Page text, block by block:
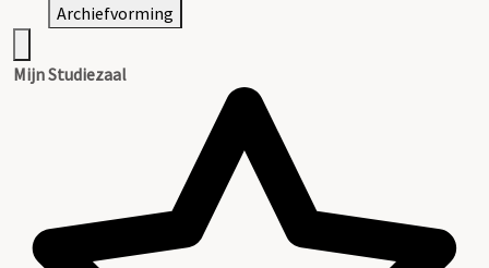
Archiefvorming
Mijn Studiezaal